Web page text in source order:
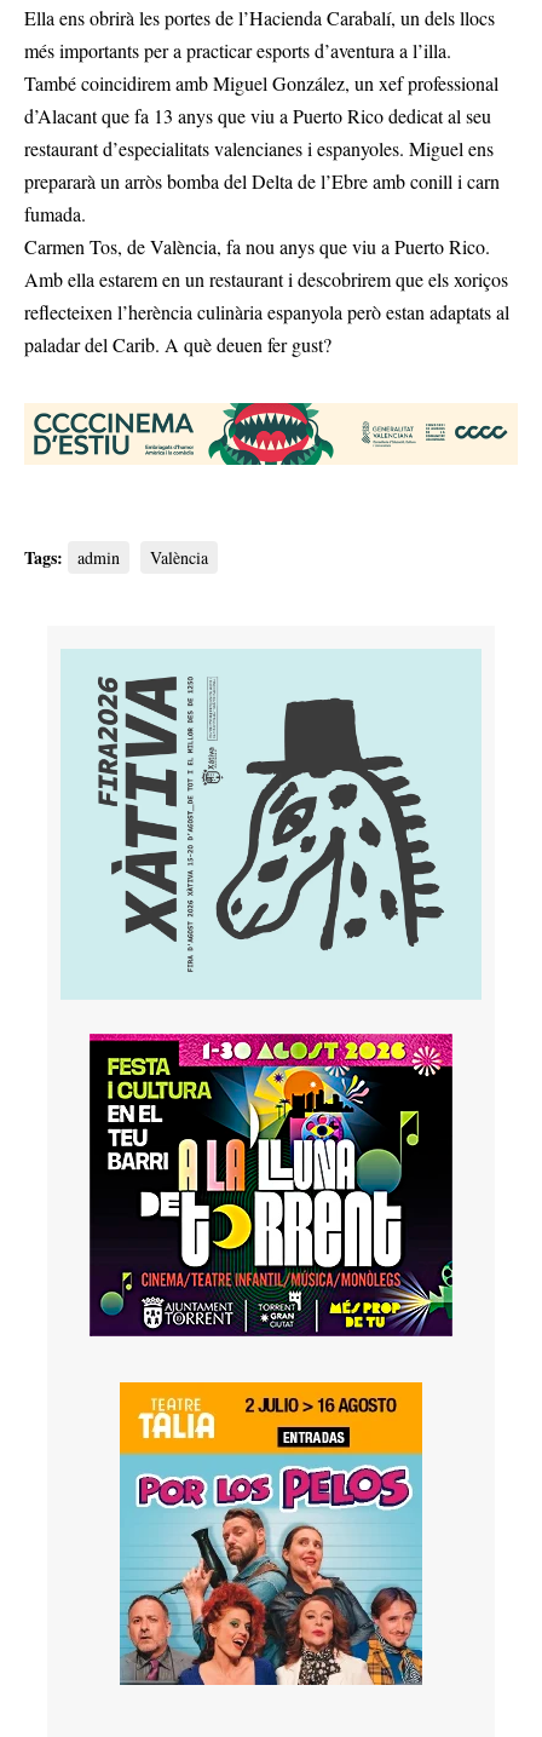
Ella ens obrirà les portes de l’Hacienda Carabalí, un dels llocs
més importants per a practicar esports d’aventura a l’illa.
També coincidirem amb Miguel González, un xef professional
d’Alacant que fa 13 anys que viu a Puerto Rico dedicat al seu
restaurant d’especialitats valencianes i espanyoles. Miguel ens
prepararà un arròs bomba del Delta de l’Ebre amb conill i carn
fumada.
Carmen Tos, de València, fa nou anys que viu a Puerto Rico.
Amb ella estarem en un restaurant i descobrirem que els xoriços
reflecteixen l’herència culinària espanyola però estan adaptats al
paladar del Carib. A què deuen fer gust?
Tags: admin València